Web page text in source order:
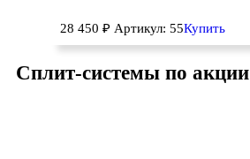
28 450 ₽ Артикул: 55Купить
Сплит-системы по акции